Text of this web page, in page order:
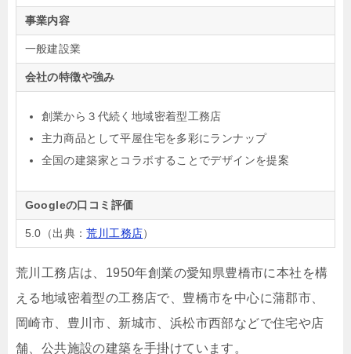
事業内容
一般建設業
会社の特徴や強み
創業から３代続く地域密着型工務店
主力商品として平屋住宅を多彩にランナップ
全国の建築家とコラボすることでデザインを提案
Googleの口コミ評価
5.0（出典：荒川工務店）
荒川工務店は、1950年創業の愛知県豊橋市に本社を構
える地域密着型の工務店で、豊橋市を中心に蒲郡市、
岡崎市、豊川市、新城市、浜松市西部などで住宅や店
舗、公共施設の建築を手掛けています。